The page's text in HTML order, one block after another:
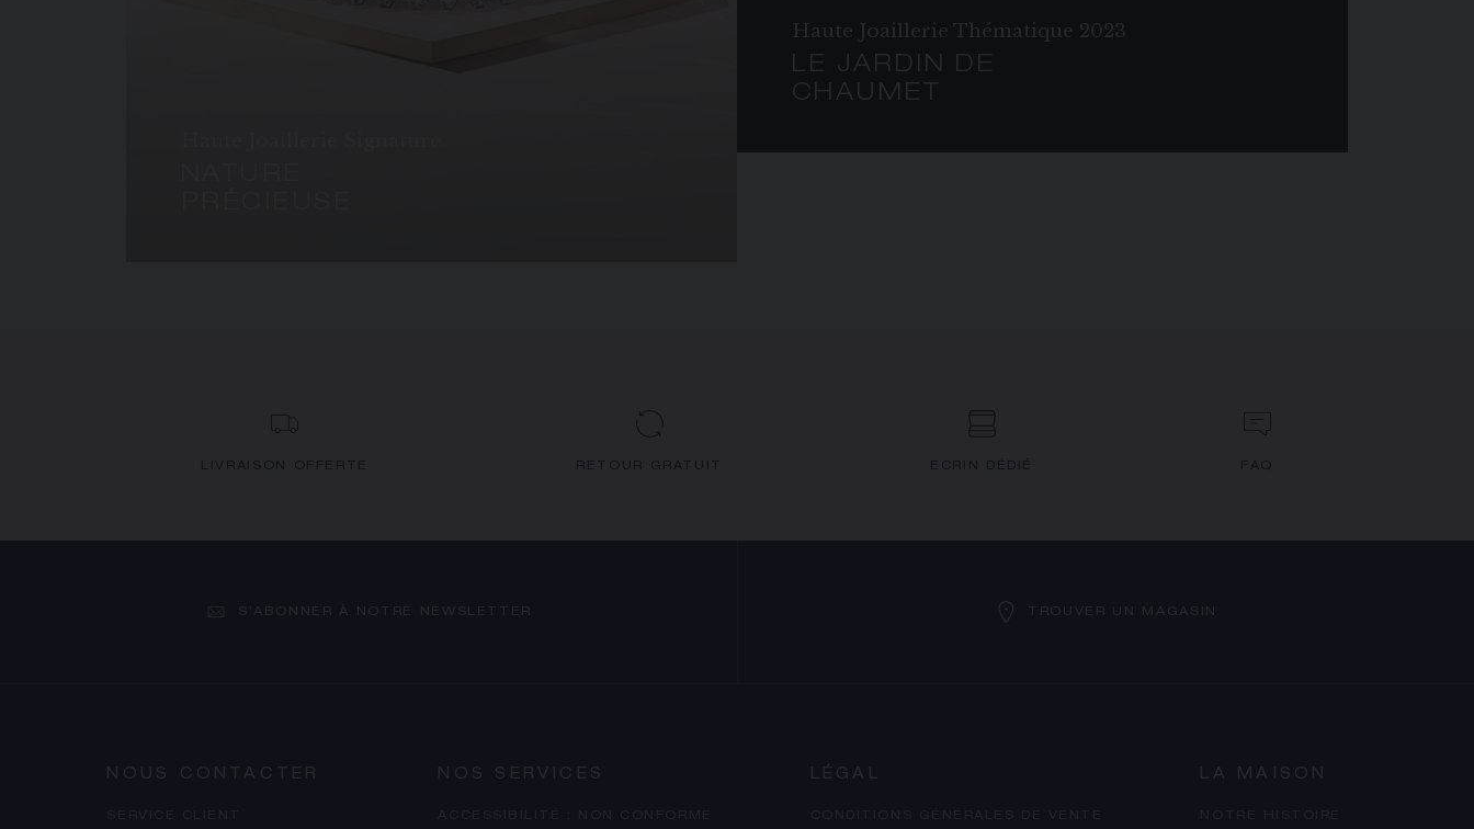
Haute Joaillerie Thématique 2023
LE JARDIN DE
CHAUMET
LIVRAISON OFFERTE RETOUR GRATUIT ECRIN DÉDIÉ FAQ
S’ABONNER À NOTRE NEWSLETTER TROUVER UN MAGASIN
NOUS CONTACTER NOS SERVICES LÉGAL LA MAISON